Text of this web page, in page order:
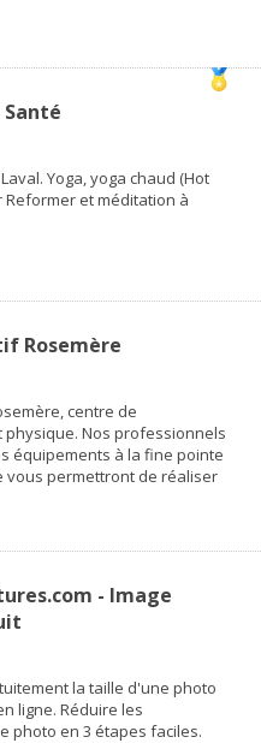
Yoga, yoga chaud (Hot
Reformer et méditation à
Rosemère
centre de
physique. Nos professionnels
équipements à la fine pointe
vous permettront de réaliser
- Image
la taille d'une photo
ligne. Réduire les
photo en 3 étapes faciles.